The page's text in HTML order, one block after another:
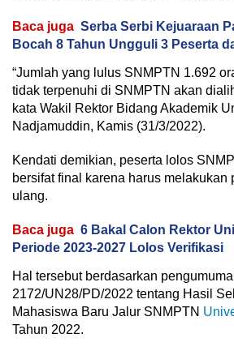
Baca juga Serba Serbi Kejuaraan
Bocah 8 Tahun Ungguli 3 Peserta
“Jumlah yang lulus SNMPTN 1.692
tidak terpenuhi di SNMPTN akan
kata Wakil Rektor Bidang Akademik
Nadjamuddin, Kamis (31/3/2022).
Kendati demikian, peserta lolos
bersifat final karena harus melakukan
ulang.
Baca juga 6 Bakal Calon Rektor
Periode 2023-2027 Lolos Verifikasi
Hal tersebut berdasarkan
2172/UN28/PD/2022 tentang Hasil
Mahasiswa Baru Jalur SNMPTN
Tahun 2022.